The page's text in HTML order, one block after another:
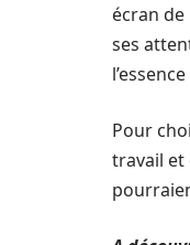
écran
ses
Pour
travail et